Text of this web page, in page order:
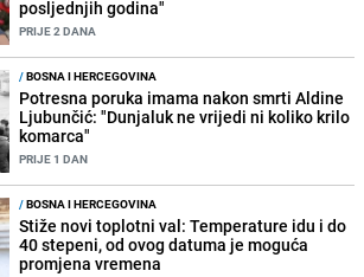
posljednjih godina"
PRIJE 2 DANA
/BOSNA I HERCEGOVINA
Potresna poruka imama nakon smrti Aldine
Ljubunčić: "Dunjaluk ne vrijedi ni koliko krilo
komarca"
PRIJE 1 DAN
/BOSNA I HERCEGOVINA
Stiže novi toplotni val: Temperature idu i do
40 stepeni, od ovog datuma je moguća
promjena vremena